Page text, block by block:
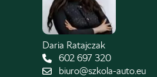
Daria Ratajczak
602 697 320
biuro@szkola-auto.eu